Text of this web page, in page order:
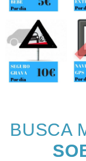
BUSCA